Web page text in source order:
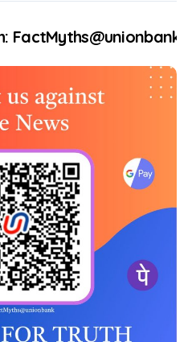
FactMyths@unionbank